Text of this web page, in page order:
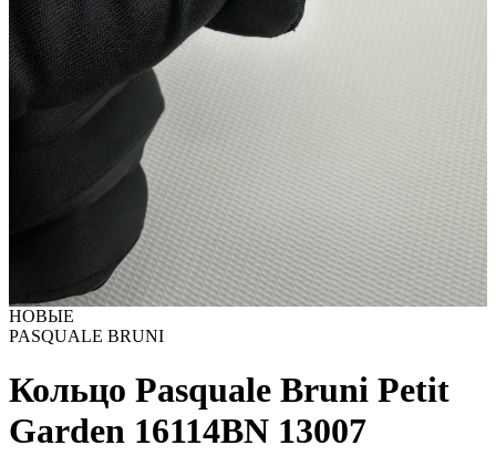
НОВЫЕ
PASQUALE BRUNI
Кольцо Pasquale Bruni Petit
Garden 16114BN 13007